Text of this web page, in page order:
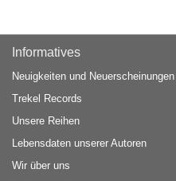
Informatives
Neuigkeiten und Neuerscheinungen
Trekel Records
Unsere Reihen
Lebensdaten unserer Autoren
Wir über uns